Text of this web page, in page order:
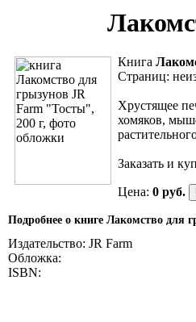
Книга
Страниц:
Хрустящее
хомяков,
Заказать и
Цена: 0 руб.
Подробнее о книге Лакомство для
Издательство: JR Farm
Обложка:
ISBN: